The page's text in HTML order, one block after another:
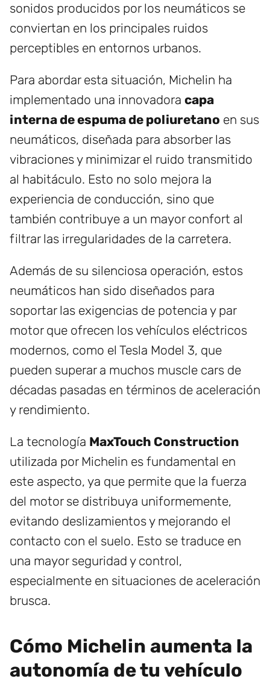
sonidos producidos por los neumáticos se
conviertan en los principales ruidos
perceptibles en entornos urbanos.
Para abordar esta situación, Michelin ha
implementado una innovadora capa
interna de espuma de poliuretano en sus
neumáticos, diseñada para absorber las
vibraciones y minimizar el ruido transmitido
al habitáculo. Esto no solo mejora la
experiencia de conducción, sino que
también contribuye a un mayor confort al
filtrar las irregularidades de la carretera.
Además de su silenciosa operación, estos
neumáticos han sido diseñados para
soportar las exigencias de potencia y par
motor que ofrecen los vehículos eléctricos
modernos, como el Tesla Model 3, que
pueden superar a muchos muscle cars de
décadas pasadas en términos de aceleración
y rendimiento.
La tecnología MaxTouch Construction
utilizada por Michelin es fundamental en
este aspecto, ya que permite que la fuerza
del motor se distribuya uniformemente,
evitando deslizamientos y mejorando el
contacto con el suelo. Esto se traduce en
una mayor seguridad y control,
especialmente en situaciones de aceleración
brusca.
Cómo Michelin aumenta la
autonomía de tu vehículo